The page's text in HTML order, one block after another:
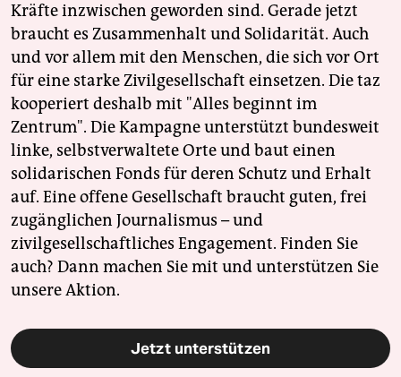
Kräfte inzwischen geworden sind. Gerade jetzt
braucht es Zusammenhalt und Solidarität. Auch
und vor allem mit den Menschen, die sich vor Ort
für eine starke Zivilgesellschaft einsetzen. Die taz
kooperiert deshalb mit "Alles beginnt im
Zentrum". Die Kampagne unterstützt bundesweit
linke, selbstverwaltete Orte und baut einen
solidarischen Fonds für deren Schutz und Erhalt
auf. Eine offene Gesellschaft braucht guten, frei
zugänglichen Journalismus – und
zivilgesellschaftliches Engagement. Finden Sie
auch? Dann machen Sie mit und unterstützen Sie
unsere Aktion.
Jetzt unterstützen